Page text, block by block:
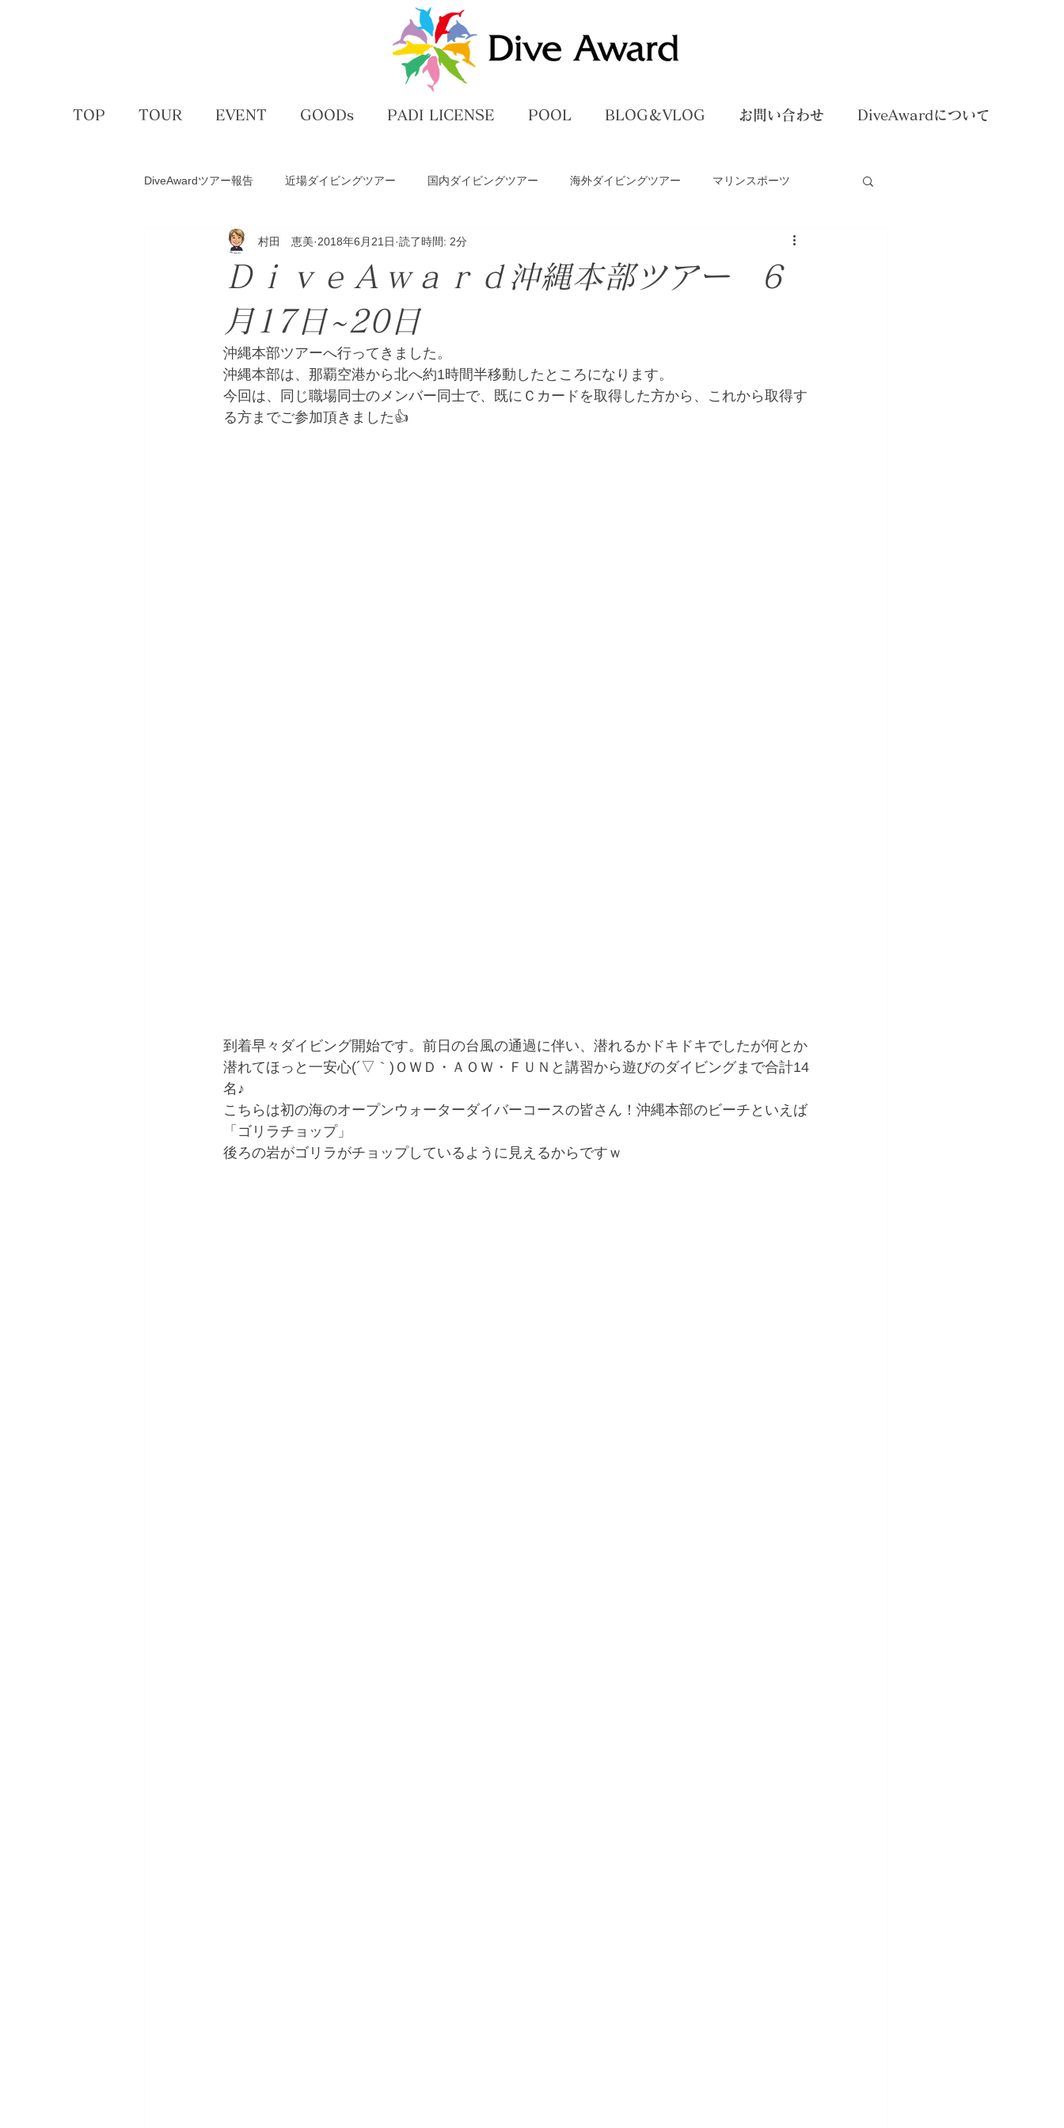
TOP TOUR EVENT GOODs PADI LICENSE POOL BLOG＆VLOG お問い合わせ DiveAwardについて
DiveAwardツアー報告 近場ダイビングツアー 国内ダイビングツアー 海外ダイビングツアー マリンスポーツ
アクティビティー ゴルフコンペ ダイビングライセンス講習
スキー＆スノボ 体験ダイビング
ＤｉｖｅＡｗａｒｄ沖縄本部ツアー 6
月17日~20日
村田 恵美 2018年6月21日 読了時間: 2分
沖縄本部ツアーへ行ってきました。
沖縄本部は、那覇空港から北へ約1時間半移動したところになります。
今回は、同じ職場同士のメンバー同士で、既にＣカードを取得した方から、これから取得す
る方までご参加頂きました👍
到着早々ダイビング開始です。前日の台風の通過に伴い、潜れるかドキドキでしたが何とか
潜れてほっと一安心(´▽｀) ＯＷＤ・ＡＯＷ・ＦＵＮと講習から遊びのダイビングまで合計14
名♪
こちらは初の海のオープンウォーターダイバーコースの皆さん！沖縄本部のビーチといえば
「ゴリラチョップ」
後ろの岩がゴリラがチョップしているように見えるからですｗ